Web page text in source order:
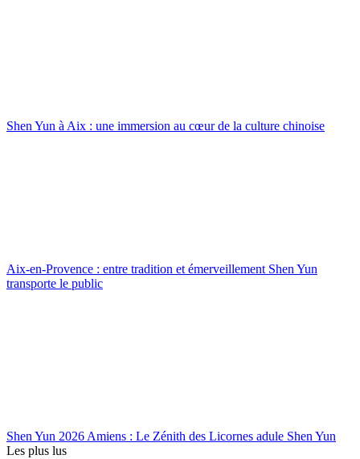
Shen Yun à Aix : une immersion au cœur de la culture chinoise
Aix-en-Provence : entre tradition et émerveillement Shen Yun
transporte le public
Shen Yun 2026 Amiens : Le Zénith des Licornes adule Shen Yun
Les plus lus